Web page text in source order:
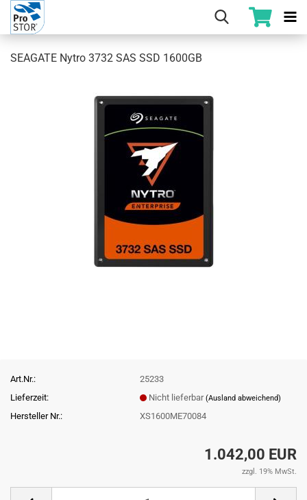
SEAGATE Nytro 3732 SAS SSD 1600GB
Art.Nr.:
25233
Lieferzeit:
Nicht lieferbar(Ausland abweichend)
Hersteller Nr.: XS1600ME70084
1.042,00 EUR
zzgl. 19% MwSt.